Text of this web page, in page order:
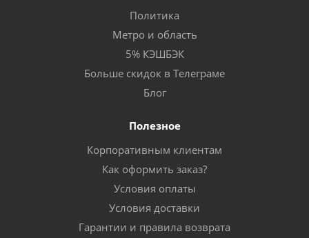
Политика
Метро и область
5% КЭШБЭК
Больше скидок в Телеграме
Блог
Полезное
Корпоративным клиентам
Как оформить заказ?
Условия оплаты
Условия доставки
Гарантии и правила возврата